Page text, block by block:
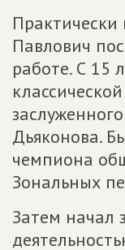
Павлович
работе. С 15
Дьяконова.
чемпиона
Зональных
Затем начал